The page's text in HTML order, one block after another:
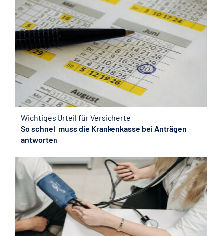
Wichtiges Urteil für Versicherte
So schnell muss die Krankenkasse bei Anträgen
antworten